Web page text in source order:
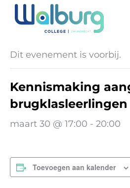
naar
inhoud
« Alle Evenementen
Dit evenement is voorbij.
Kennismaking
brugklasleerlingen
maart 30 @ 17:00 - 20:00
Toevoegen aan kalender